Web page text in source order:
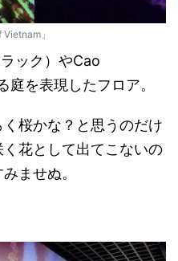
Vietnam」
ック）やCao
を表現したフロア。
桜かな？と思うのだけ
花として出てこないの
ませぬ。